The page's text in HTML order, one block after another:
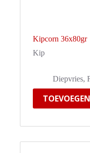
Kipcorn 36x80gr
Kip
Diepvries,